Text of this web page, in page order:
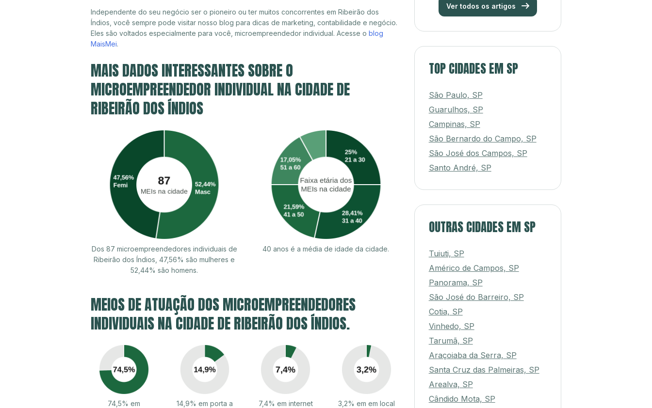
Independente do seu negócio ser o pioneiro ou ter muitos concorrentes em Ribeirão dos
Índios, você sempre pode visitar nosso blog para dicas de marketing, contabilidade e negócio.
Eles são voltados especialmente para você, microempreendedor individual. Acesse o blog
MaisMei.
MAIS DADOS INTERESSANTES SOBRE O
MICROEMPREENDEDOR INDIVIDUAL NA CIDADE DE
RIBEIRÃO DOS ÍNDIOS
Dos 87 microempreendedores individuais de
Ribeirão dos Índios, 47,56% são mulheres e
52,44% são homens.
40 anos é a média de idade da cidade.
MEIOS DE ATUAÇÃO DOS MICROEMPREENDEDORES
INDIVIDUAIS NA CIDADE DE RIBEIRÃO DOS ÍNDIOS.
74,5% em
14,9% em porta a
7,4% em internet
3,2% em em local
Ver todos os artigos
TOP CIDADES EM SP
São Paulo, SP
Guarulhos, SP
Campinas, SP
São Bernardo do Campo, SP
São José dos Campos, SP
Santo André, SP
OUTRAS CIDADES EM SP
Tuiuti, SP
Américo de Campos, SP
Panorama, SP
São José do Barreiro, SP
Cotia, SP
Vinhedo, SP
Tarumã, SP
Araçoiaba da Serra, SP
Santa Cruz das Palmeiras, SP
Arealva, SP
Cândido Mota, SP